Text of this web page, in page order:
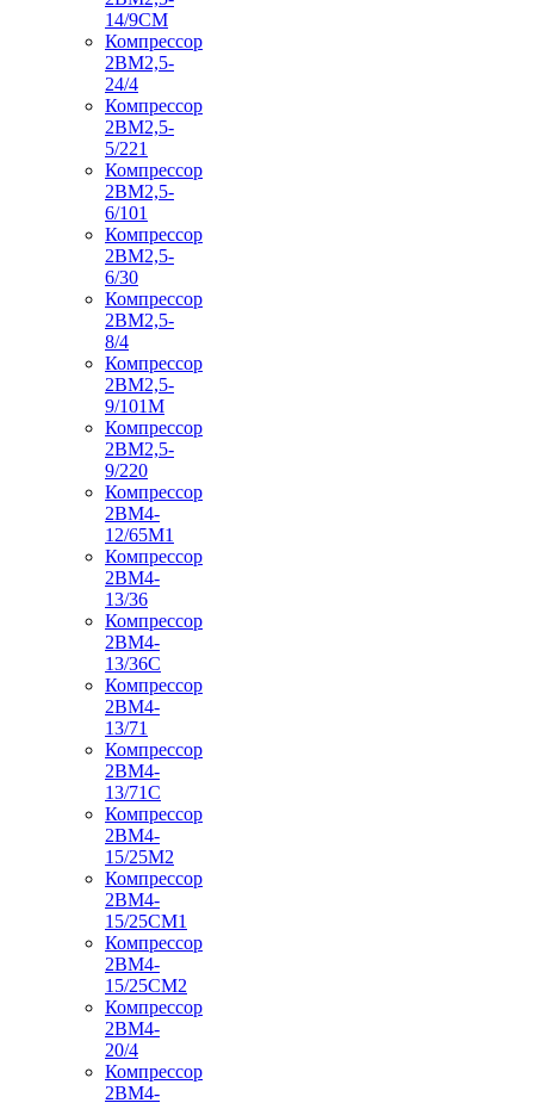
14/9СМ
Компрессор
2ВМ2,5-
24/4
Компрессор
2ВМ2,5-
5/221
Компрессор
2ВМ2,5-
6/101
Компрессор
2ВМ2,5-
6/30
Компрессор
2ВМ2,5-
8/4
Компрессор
2ВМ2,5-
9/101М
Компрессор
2ВМ2,5-
9/220
Компрессор
2ВМ4-
12/65М1
Компрессор
2ВМ4-
13/36
Компрессор
2ВМ4-
13/36С
Компрессор
2ВМ4-
13/71
Компрессор
2ВМ4-
13/71С
Компрессор
2ВМ4-
15/25М2
Компрессор
2ВМ4-
15/25СМ1
Компрессор
2ВМ4-
15/25СМ2
Компрессор
2ВМ4-
20/4
Компрессор
2ВМ4-